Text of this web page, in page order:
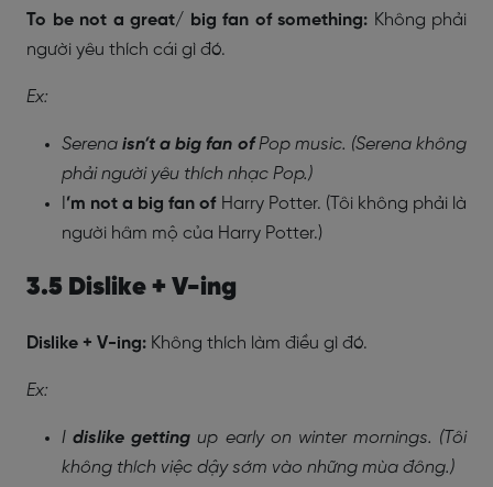
To be not a great/ big fan of something: Không phải
người yêu thích cái gì đó.
Ex:
Serenaisn’t a big fan ofPop music. (Serena không
phải người yêu thích nhạc Pop.)
’m not a big fan of Harry Potter. (Tôi không phải là
người hâm mộ của Harry Potter.)
3.5 Dislike + V-ing
Dislike + V-ing: Không thích làm điều gì đó.
Ex:
Idislike getting up early on winter mornings. (Tôi
không thích việc dậy sớm vào những mùa đông.)